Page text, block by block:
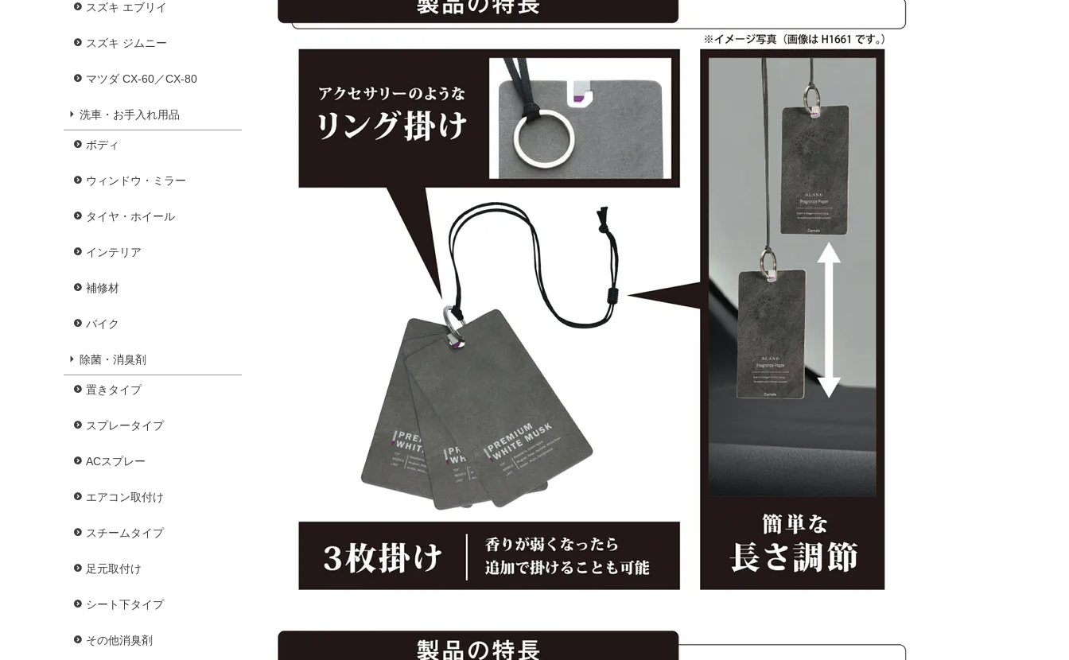
スズキ エブリイ
スズキ ジムニー
マツダ CX-60／CX-80
洗車・お手入れ用品
ボディ
ウィンドウ・ミラー
タイヤ・ホイール
インテリア
補修材
バイク
除菌・消臭剤
置きタイプ
スプレータイプ
ACスプレー
エアコン取付け
スチームタイプ
足元取付け
シート下タイプ
その他消臭剤